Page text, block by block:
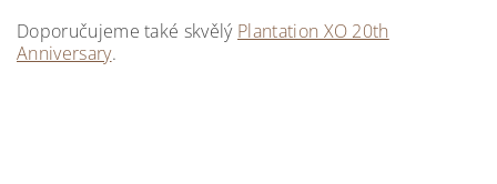
Doporučujeme také skvělý Plantation XO 20th
Anniversary.